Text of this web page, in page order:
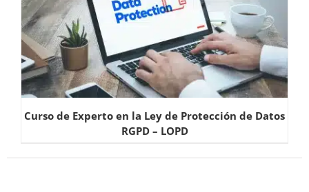
Curso de Experto en la Ley de Protección de Datos
RGPD – LOPD